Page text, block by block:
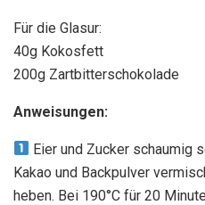
Für die Glasur:
40g Kokosfett
200g Zartbitterschokolade
Anweisungen:
Eier und Zucker schaumig
Kakao und Backpulver
heben. Bei 190°C für 20